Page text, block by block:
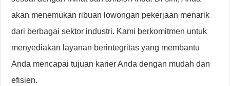
akan menemukan ribuan lowongan pekerjaan menarik
dari berbagai sektor industri. Kami berkomitmen untuk
menyediakan layanan berintegritas yang membantu
Anda mencapai tujuan karier Anda dengan mudah dan
efisien.